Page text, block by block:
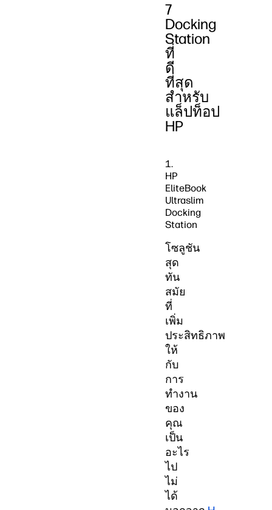
7
Docking
Station
ที่
ดี
ที่สุด
สำหรับ
แล็ปท็อป
HP
1.
HP
EliteBook
Ultraslim
Docking
Station
โซลูชัน
สุด
ทัน
สมัย
ที่
เพิ่ม
ประสิทธิภาพ
ให้
กับ
การ
ทำงาน
ของ
คุณ
เป็น
อะไร
ไป
ไม่
ได้